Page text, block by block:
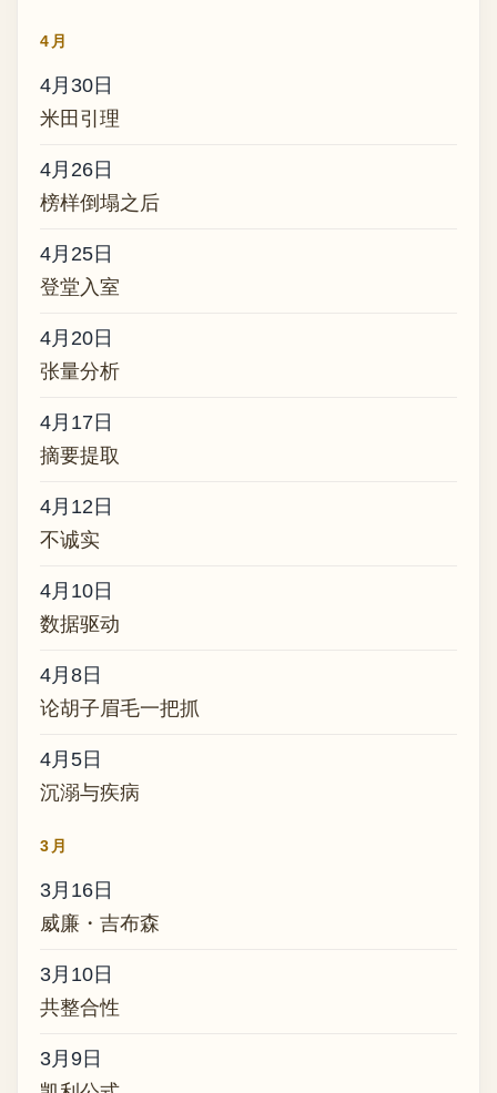
4月
4月30日
米田引理
4月26日
榜样倒塌之后
4月25日
登堂入室
4月20日
张量分析
4月17日
摘要提取
4月12日
不诚实
4月10日
数据驱动
4月8日
论胡子眉毛一把抓
4月5日
沉溺与疾病
3月
3月16日
威廉・吉布森
3月10日
共整合性
3月9日